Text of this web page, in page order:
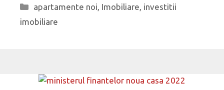
Categorii
apartamente noi, Imobiliare, investitii
imobiliare